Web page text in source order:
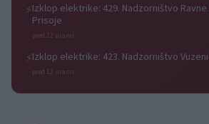
⚡Izklop elektrike: 429. Nadzorništvo
Prisoje
pred 12 urami
⚡Izklop elektrike: 423. Nadzorništvo
pred 12 urami